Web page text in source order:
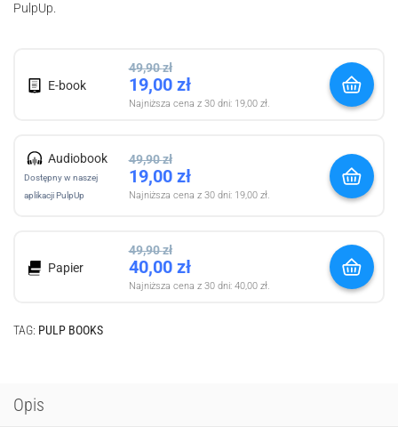
PulpUp.
E-book
49,90zł
19,00 zł
Najniższa cena z 30 dni: 19,00 zł.
Audiobook
Dostępny w naszej
aplikacji PulpUp
49,90zł
19,00 zł
Najniższa cena z 30 dni: 19,00 zł.
Papier
49,90zł
40,00 zł
Najniższa cena z 30 dni: 40,00 zł.
TAG: PULP BOOKS
Opis